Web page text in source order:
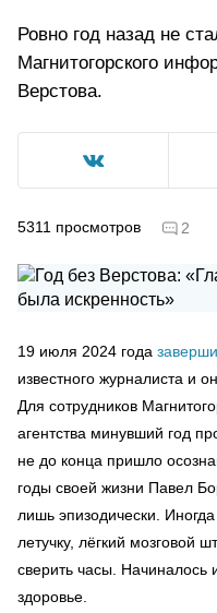
Ровно год назад не
Магнитогорского
Верстова.
5311 просмотров 2
19 июля 2024 года
известного журналиста и
Для сотрудников
агентства минувший год
не до конца пришло
годы своей жизни Павел
лишь эпизодически.
летучку, лёгкий мозговой
сверить часы. Начиналось
здоровье.